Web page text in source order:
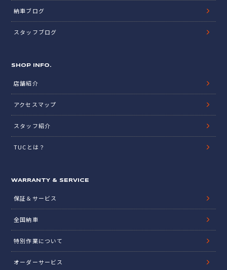
納車ブログ
スタッフブログ
SHOP INFO.
店舗紹介
アクセスマップ
スタッフ紹介
TUCとは？
WARRANTY & SERVICE
保証＆サービス
全国納車
特別作業について
オーダーサービス